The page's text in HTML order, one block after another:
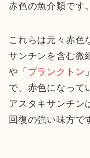
赤色の魚介類です。
これらは元々赤色
サンチンを含む微
や「 プランクトン
で、赤色になって
アスタキサンチン
回復の強い味方で